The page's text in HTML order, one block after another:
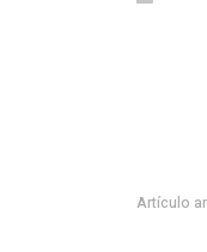
Artículo